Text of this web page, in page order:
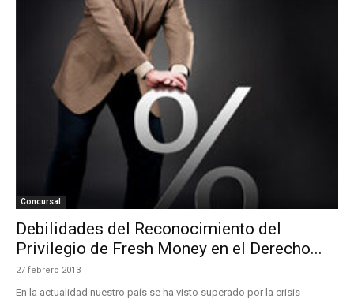
Concursal
Debilidades del Reconocimiento del
Privilegio de Fresh Money en el Derecho...
27 febrero 2013
En la actualidad nuestro país se ha visto superado por la crisis